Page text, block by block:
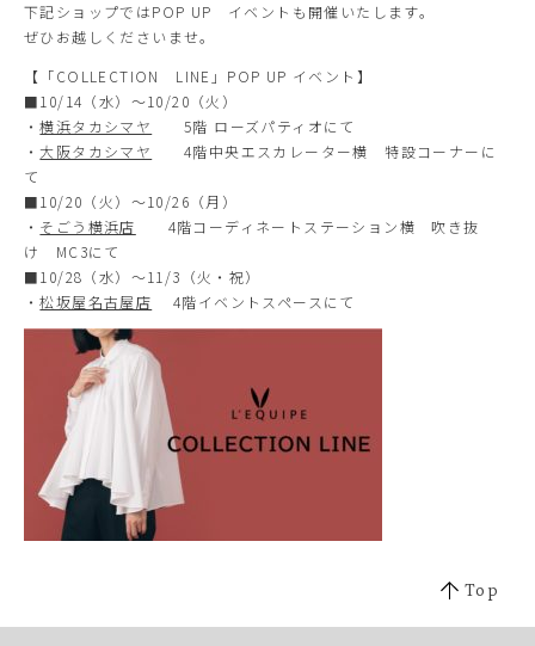
下記ショップではPOP UP イベントも開催いたします。
ぜひお越しくださいませ。
【「COLLECTION LINE」POP UP イベント】
■10/14（水）～10/20（火）
・横浜タカシマヤ
5階 ローズパティオにて
・大阪タカシマヤ
4階中央エスカレーター横 特設コーナーに
て
■10/20（火）～10/26（月）
・ そごう横浜店
4階コーディネートステーション横 吹き抜
け MC3にて
■10/28（水）～11/3（火・祝）
・松坂屋名古屋店 4階イベントスペースにて
Top